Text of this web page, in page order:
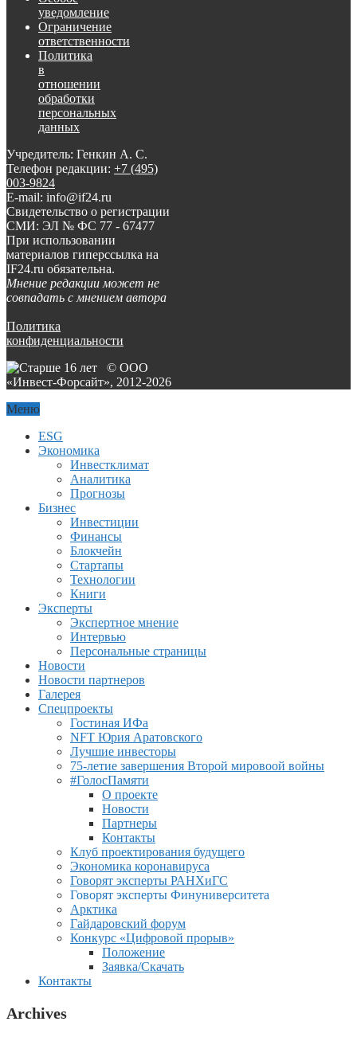
уведомление
Ограничение
ответственности
Политика
в
отношении
обработки
персональных
данных
Учредитель: Генкин А. С.
Телефон редакции: +7 (495)
003-9824
E-mail: info@if24.ru
Свидетельство о регистрации
СМИ: ЭЛ № ФС 77 - 67477
При использовании
материалов гиперссылка на
IF24.ru обязательна.
Мнение редакции может не
совпадать с мнением автора
Политика
конфиденциальности
© ООО
«Инвест-Форсайт», 2012-2026
Меню
ESG
Экономика
Инвестклимат
Аналитика
Прогнозы
Бизнес
Инвестиции
Финансы
Блокчейн
Стартапы
Технологии
Книги
Эксперты
Экспертное мнение
Интервью
Персональные страницы
Новости
Новости партнеров
Галерея
Спецпроекты
Гостиная ИФа
NFT Юрия Аратовского
Лучшие инвесторы
75-летие завершения Второй мировоой войны
#ГолосПамяти
О проекте
Новости
Партнеры
Контакты
Клуб проектирования будущего
Экономика коронавируса
Говорят эксперты РАНХиГС
Говорят эксперты Финуниверситета
Арктика
Гайдаровский форум
Конкурс «Цифровой прорыв»
Положение
Заявка/Скачать
Контакты
Archives